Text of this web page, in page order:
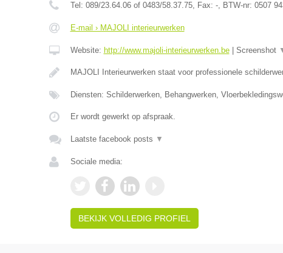
Tel: 089/23.64.06 of 0483/58.37.75, Fax: -, BTW-nr: 0507
E-mail › MAJOLI interieurwerken
Website: http://www.majoli-interieurwerken.be| Screenshot
MAJOLI Interieurwerken staat voor professionele
Diensten: Schilderwerken, Behangwerken,
Er wordt gewerkt op afspraak.
Laatste facebook posts ▼
Sociale media:
BEKIJK VOLLEDIG PROFIEL